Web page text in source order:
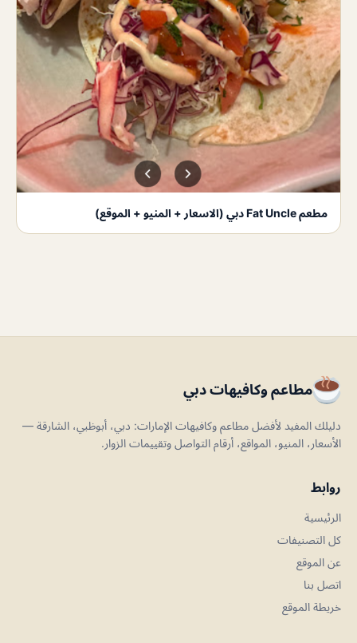
مطعم Fat Uncle دبي (الاسعار + المنيو + الموقع)
مطاعم وكافيهات دبي
دليلك المفيد لأفضل مطاعم وكافيهات الإمارات: دبي، أبوظبي، الشارقة —
الأسعار، المنيو، المواقع، أرقام التواصل وتقييمات الزوار.
روابط
الرئيسية
كل التصنيفات
عن الموقع
اتصل بنا
خريطة الموقع